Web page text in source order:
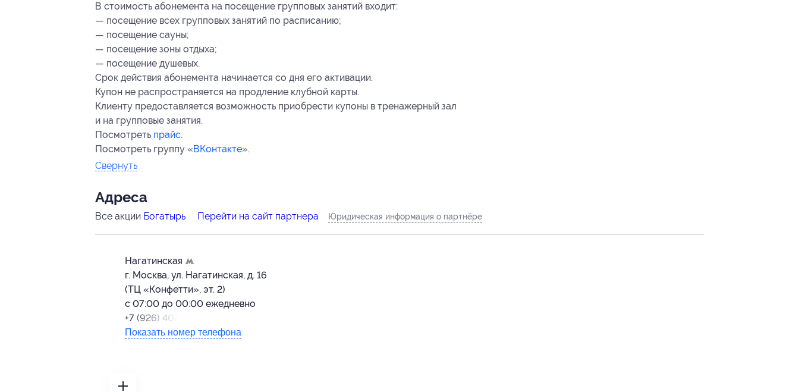
В стоимость абонемента на посещение групповых занятий входит:
— посещение всех групповых занятий по расписанию;
— посещение сауны;
— посещение зоны отдыха;
— посещение душевых.
Срок действия абонемента начинается со дня его активации.
Купон не распространяется на продление клубной карты.
Клиенту предоставляется возможность приобрести купоны в тренажерный зал
и на групповые занятия.
Посмотреть прайс.
Посмотреть группу «ВКонтакте».
Свернуть
Адресa
Все акции Богатырь Перейти на сайт партнера Юридическая информация о партнёре
Нагатинская
г. Москва, ул. Нагатинская, д. 16
(ТЦ «Конфетти», эт. 2)
с 07:00 до 00:00 ежедневно
+7 (926) 402-31-13
Показать номер телефона